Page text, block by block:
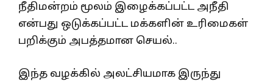
நீதிமன்றம் மூலம் இழைக்கப்பட்ட அநீதி
என்பது ஒடுக்கப்பட்ட மக்களின் உரிமைகள்
பறிக்கும் அபத்தமான செயல்..
இந்த வழக்கில் அலட்சியமாக இருந்து